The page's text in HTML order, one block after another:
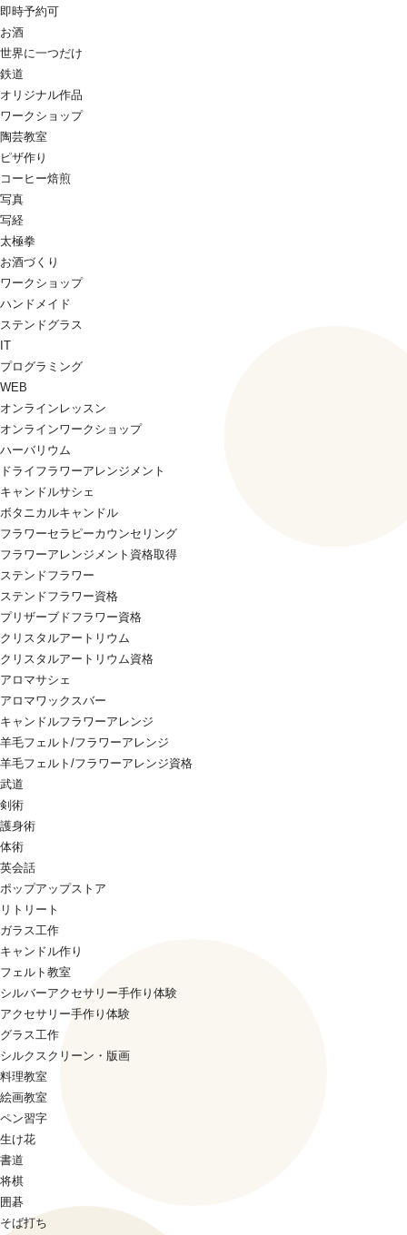
即時予約可
お酒
世界に一つだけ
鉄道
オリジナル作品
ワークショップ
陶芸教室
ピザ作り
コーヒー焙煎
写真
写経
太極拳
お酒づくり
ワークショップ
ハンドメイド
ステンドグラス
IT
プログラミング
WEB
オンラインレッスン
オンラインワークショップ
ハーバリウム
ドライフラワーアレンジメント
キャンドルサシェ
ボタニカルキャンドル
フラワーセラピーカウンセリング
フラワーアレンジメント資格取得
ステンドフラワー
ステンドフラワー資格
プリザーブドフラワー資格
クリスタルアートリウム
クリスタルアートリウム資格
アロマサシェ
アロマワックスバー
キャンドルフラワーアレンジ
羊毛フェルト/フラワーアレンジ
羊毛フェルト/フラワーアレンジ資格
武道
剣術
護身術
体術
英会話
ポップアップストア
リトリート
ガラス工作
キャンドル作り
フェルト教室
シルバーアクセサリー手作り体験
アクセサリー手作り体験
グラス工作
シルクスクリーン・版画
料理教室
絵画教室
ペン習字
生け花
書道
将棋
囲碁
そば打ち